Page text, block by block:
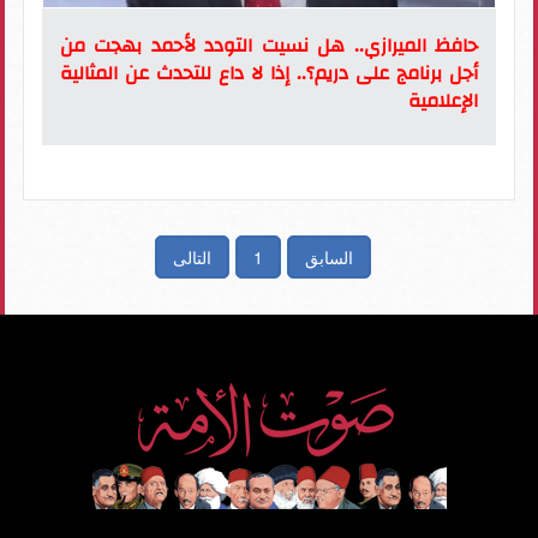
حافظ الميرازي.. هل نسيت التودد لأحمد بهجت من
أجل برنامج على دريم؟.. إذا لا داع للتحدث عن المثالية
الإعلامية
السابق 1 التالى